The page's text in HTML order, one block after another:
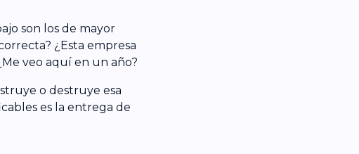
son los de mayor
¿Esta empresa
veo aquí en un año?
o destruye esa
es la entrega de